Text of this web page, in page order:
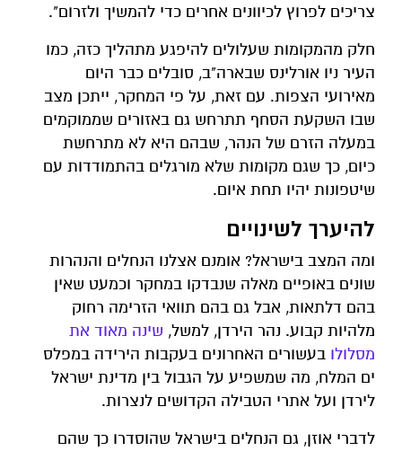
צריכים לפרוץ לכיוונים אחרים כדי להמשיך ולזרום".
חלק מהמקומות שעלולים להיפגע מתהליך כזה, כמו
העיר ניו אורלינס שבארה"ב, סובלים כבר היום
מאירועי הצפות. עם זאת, על פי המחקר, ייתכן מצב
שבו השקעת הסחף תתרחש גם באזורים שממוקמים
במעלה הזרם של הנהר, שבהם היא לא מתרחשת
כיום, כך שגם מקומות שלא מורגלים בהתמודדות עם
שיטפונות יהיו תחת איום.
להיערך לשינויים
ומה המצב בישראל? אומנם אצלנו הנחלים והנהרות
שונים באופיים מאלה שנבדקו במחקר וכמעט שאין
בהם דלתאות, אבל גם בהם תוואי הזרימה רחוק
מלהיות קבוע. נהר הירדן, למשל, שינה מאוד את
מסלולו בעשורים האחרונים בעקבות הירידה במפלס
ים המלח, מה שמשפיע על הגבול בין מדינת ישראל
לירדן ועל אתרי הטבילה הקדושים לנצרות.
לדברי אוזן, גם הנחלים בישראל שהוסדרו כך שהם